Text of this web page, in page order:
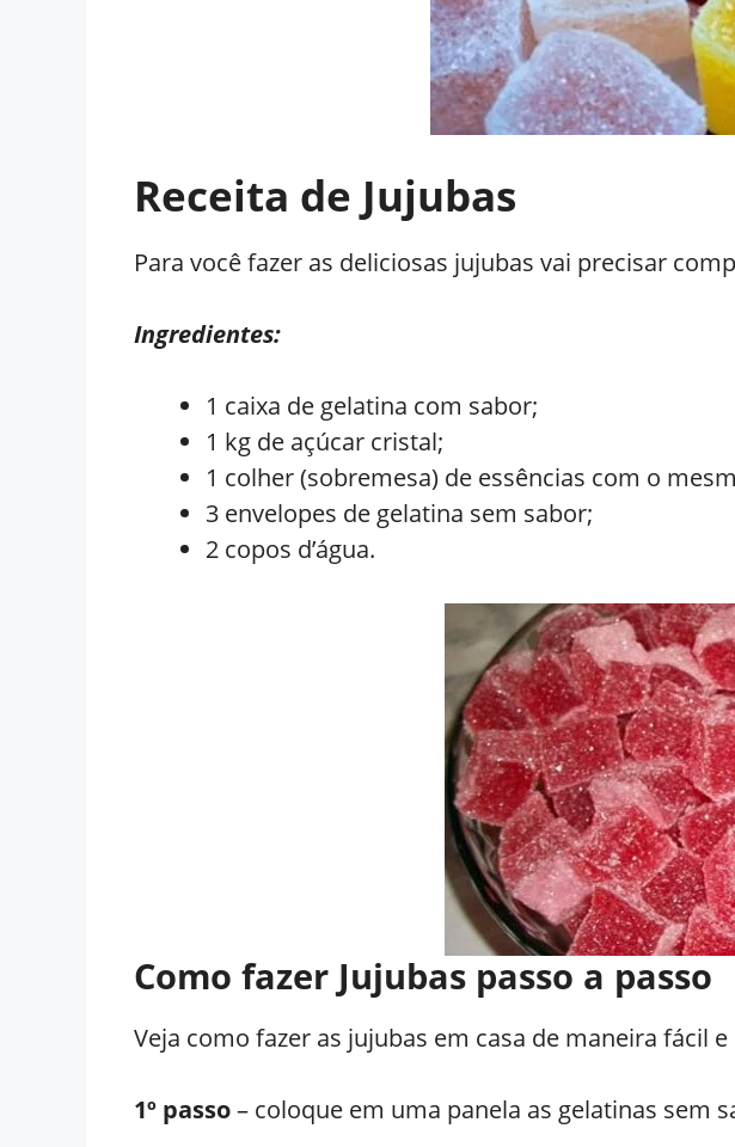
Receita de Jujubas
Para você fazer as deliciosas jujubas vai precisar
Ingredientes:
1 caixa de gelatina com sabor;
1 kg de açúcar cristal;
1 colher (sobremesa) de essências com o
3 envelopes de gelatina sem sabor;
2 copos d’água.
Como fazer Jujubas passo a passo
Veja como fazer as jujubas em casa de maneira fácil
1º passo– coloque em uma panela as gelatinas sem